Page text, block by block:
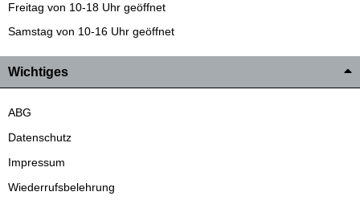
Freitag von 10-18 Uhr geöffnet
Samstag von 10-16 Uhr geöffnet
Wichtiges
ABG
Datenschutz
Impressum
Wiederrufsbelehrung